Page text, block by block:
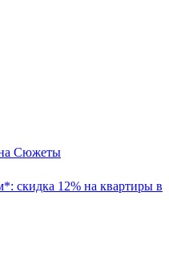
Сюжеты
скидка 12% на квартиры в